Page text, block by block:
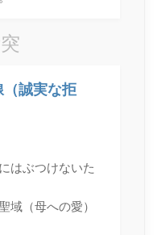
誠実な拒
はぶつけないた
域（母への愛）